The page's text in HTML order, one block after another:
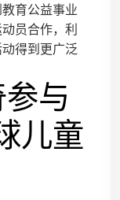
育公益事业
员合作，利
得到更广泛
与
儿童